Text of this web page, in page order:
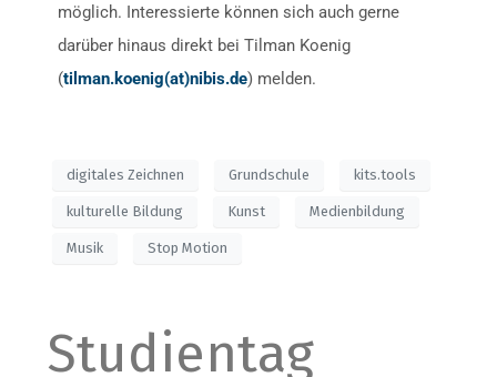
möglich. Interessierte können sich auch gerne
darüber hinaus direkt bei Tilman Koenig
(tilman.koenig(at)nibis.de) melden.
digitales Zeichnen Grundschule kits.tools
kulturelle Bildung Kunst Medienbildung
Musik Stop Motion
Studientag